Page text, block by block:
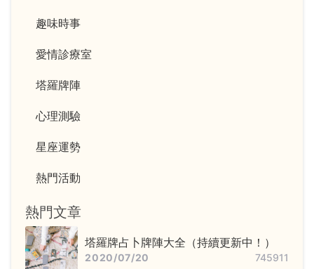
趣味時事
愛情診療室
塔羅牌陣
心理測驗
星座運勢
熱門活動
熱門文章
塔羅牌占卜牌陣大全（持續更新中！）
2020/07/20 745911